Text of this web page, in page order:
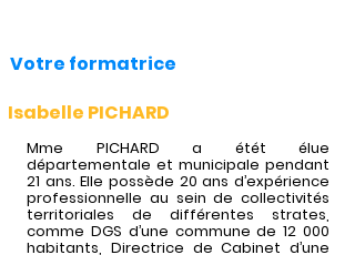
Votre formatrice
Isabelle PICHARD
Mme PICHARD a étét élue
départementale et municipale pendant
21 ans. Elle possède 20 ans d’expérience
professionnelle au sein de collectivités
territoriales de différentes strates,
comme DGS d’une commune de 12 000
habitants, Directrice de Cabinet d’une